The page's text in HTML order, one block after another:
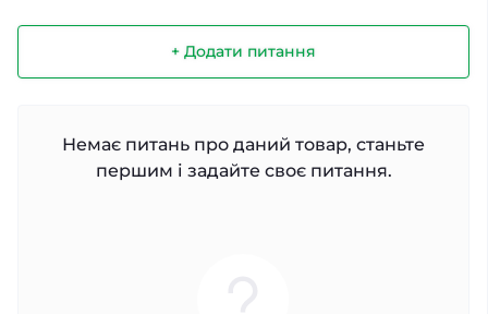
+ Додати питання
Немає питань про даний товар, станьте
першим і задайте своє питання.